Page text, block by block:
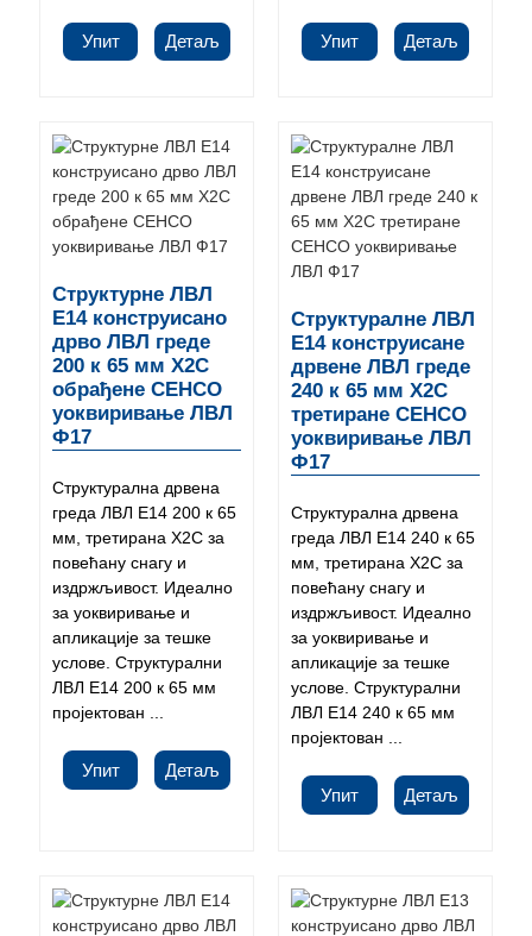
Упит Детаљ Упит Детаљ
Структурне ЛВЛ
Е14 конструисано
дрво ЛВЛ греде
200 к 65 мм Х2С
обрађене СЕНСО
уоквиривање ЛВЛ
Ф17
Структурална дрвена
греда ЛВЛ Е14 200 к 65
мм, третирана Х2С за
повећану снагу и
издржљивост. Идеално
за уоквиривање и
апликације за тешке
услове. Структурални
ЛВЛ Е14 200 к 65 мм
пројектован ...
Упит Детаљ
Структуралне ЛВЛ
Е14 конструисане
дрвене ЛВЛ греде
240 к 65 мм Х2С
третиране СЕНСО
уоквиривање ЛВЛ
Ф17
Структурална дрвена
греда ЛВЛ Е14 240 к 65
мм, третирана Х2С за
повећану снагу и
издржљивост. Идеално
за уоквиривање и
апликације за тешке
услове. Структурални
ЛВЛ Е14 240 к 65 мм
пројектован ...
Упит Детаљ